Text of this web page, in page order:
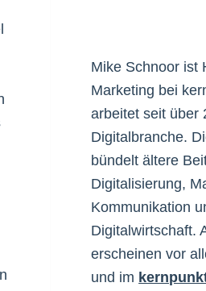
Mike Schnoor ist
Marketing bei
arbeitet seit über
Digitalbranche.
bündelt ältere
Digitalisierung,
Kommunikation
Digitalwirtschaft.
erscheinen vor
und im